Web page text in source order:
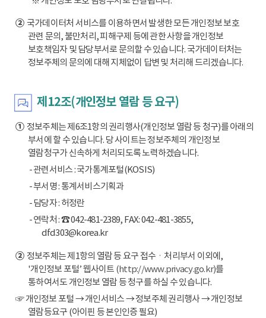
②국가데이터처 서비스를 이용하면서 발생한 모든 개인정보 보호
관련 문의, 불만처리, 피해구제 등에 관한 사항을 개인정보
보호책임자 및 담당부서로 문의할 수 있습니다. 국가데이터처는
정보주체의 문의에 대해 지체없이 답변 및 처리해 드리겠습니다.
제12조(개인정보 열람 등 요구)
①정보주체는 제6조1항의 권리행사(개인정보 열람 등 청구)를 아래의
부서에 할 수 있습니다. 당 사이트는 정보주체의 개인정보
열람청구가 신속하게 처리되도록 노력하겠습니다.
- 관련서비스 : 국가통계포털(KOSIS)
- 부서명 : 통계서비스기획과
- 담당자 : 허정란
- 연락처 : ☎ 042-481-2389, FAX: 042-481-3855,
dfd303@korea.kr
②정보주체는 제1항의 열람 등 요구 접수ㆍ처리부서 이외에,
'개인정보 포털’ 웹사이트 (http://www.privacy.go.kr)를
통하여서도 개인정보 열람 등 청구를 하실 수 있습니다.
☞ 개인정보 포털 → 개인서비스 → 정보주체 권리행사 → 개인정보
열람등요구 (아이핀 등 본인인증 필요)